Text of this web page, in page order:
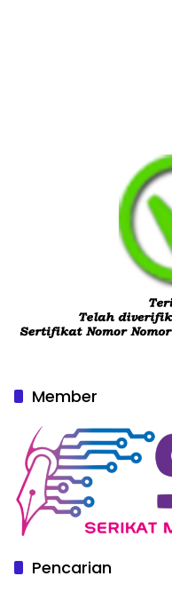
Member
Pencarian